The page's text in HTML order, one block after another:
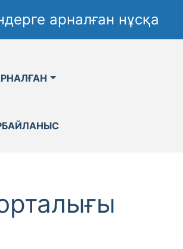
арналған нұсқа
БАЙЛАНЫС